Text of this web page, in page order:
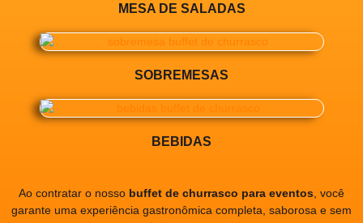
MESA DE SALADAS
SOBREMESAS
BEBIDAS
Ao contratar o nosso buffet de churrasco para eventos , você
garante uma experiência gastronômica completa, saborosa e sem